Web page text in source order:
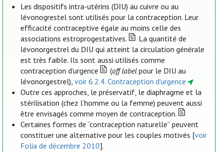
Les dispositifs intra-utérins (DIU) au cuivre ou au
lévonogrestel sont utilisés pour la contraception. Leur
efficacité contraceptive égale au moins celle des
associations estroprogestatives.
La quantité de
lévonorgestrel du DIU qui atteint la circulation générale
est très faible. Ils sont aussi utilisés comme
contraception d’urgence
(off labelpour le DIU au
lévonorgestrel),voir 6.2.4. Contraception d’urgence
Outre ces approches, le préservatif, le diaphragme et la
stérilisation (chez l’homme ou la femme) peuvent aussi
être envisagés comme moyen de contraception.
Certaines formes de “contraception naturelle” peuvent
constituer une alternative pour les couples motivés [voir
Folia de décembre 2010].